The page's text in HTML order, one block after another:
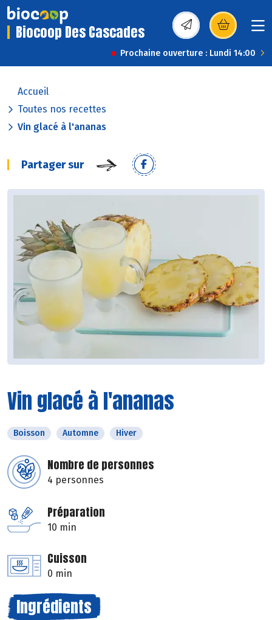
Biocoop Des Cascades (s’ouvre dans une
Prochaine ouverture : Lundi 14:00
Accueil
Toutes nos recettes
Vin glacé à l'ananas
Partager sur
Vin glacé à l'ananas
Boisson Automne Hiver
Nombre de personnes
4 personnes
Préparation
10 min
Cuisson
0 min
Ingrédients